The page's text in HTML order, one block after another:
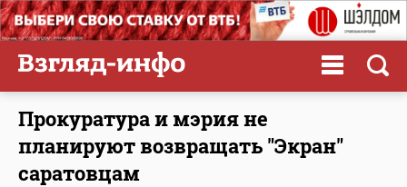
Прокуратура и мэрия не
планируют возвращать "Экран"
саратовцам